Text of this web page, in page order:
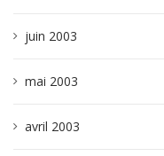
juin 2003
mai 2003
avril 2003